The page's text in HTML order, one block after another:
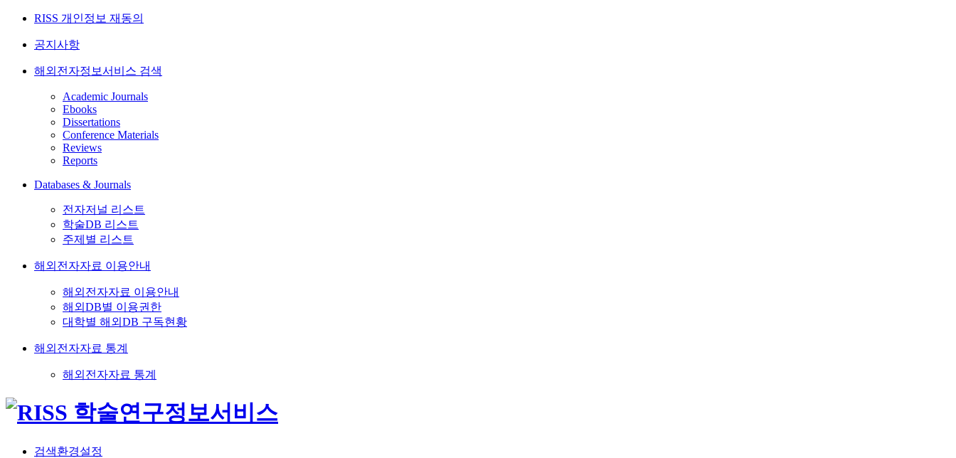
RISS 개인정보 재동의
공지사항
해외전자정보서비스 검색
Academic Journals
Ebooks
Dissertations
Conference Materials
Reviews
Reports
Databases & Journals
전자저널 리스트
학술DB 리스트
주제별 리스트
해외전자자료 이용안내
해외전자자료 이용안내
해외DB별 이용권한
대학별 해외DB 구독현황
해외전자자료 통계
해외전자자료 통계
검색환경설정